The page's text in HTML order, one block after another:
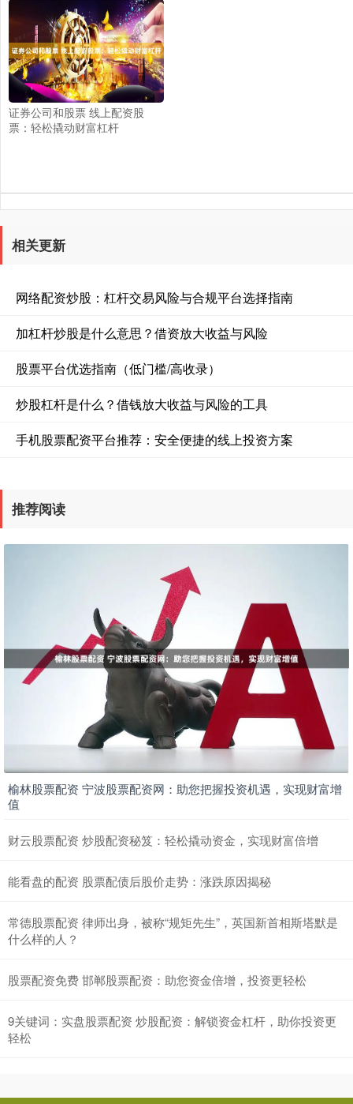
证券公司和股票 线上配资股
票：轻松撬动财富杠杆
相关更新
网络配资炒股：杠杆交易风险与合规平台选择指南
加杠杆炒股是什么意思？借资放大收益与风险
股票平台优选指南（低门槛/高收录）
炒股杠杆是什么？借钱放大收益与风险的工具
手机股票配资平台推荐：安全便捷的线上投资方案
推荐阅读
榆林股票配资 宁波股票配资网：助您把握投资机遇，实现财富增
值
财云股票配资 炒股配资秘笈：轻松撬动资金，实现财富倍增
能看盘的配资 股票配债后股价走势：涨跌原因揭秘
常德股票配资 律师出身，被称“规矩先生”，英国新首相斯塔默是
什么样的人？
股票配资免费 邯郸股票配资：助您资金倍增，投资更轻松
9关键词：实盘股票配资 炒股配资：解锁资金杠杆，助你投资更
轻松